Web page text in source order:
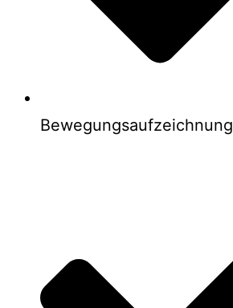
Bewegungsaufzeichnung